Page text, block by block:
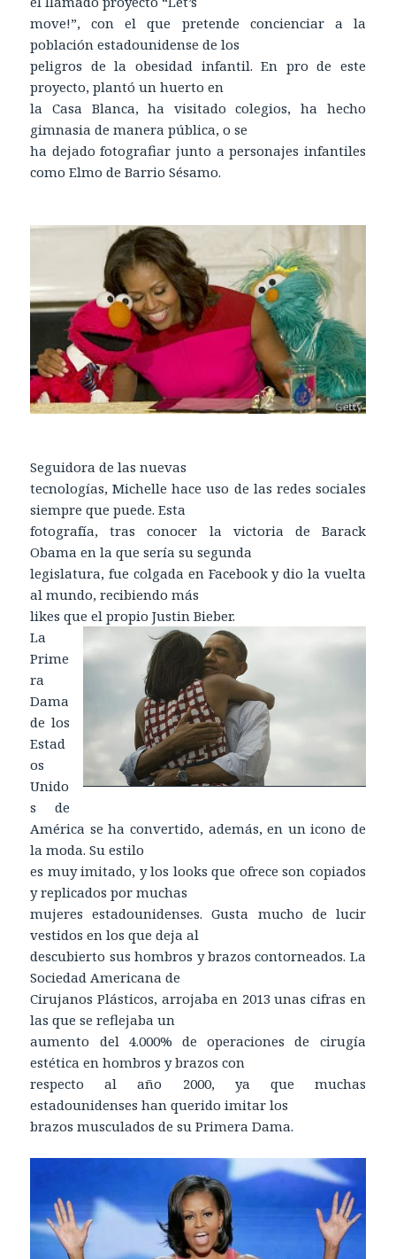
move!”, con el que pretende concienciar a la
población estadounidense de los
peligros de la obesidad infantil. En pro de este
proyecto, plantó un huerto en
la Casa Blanca, ha visitado colegios, ha hecho
gimnasia de manera pública, o se
ha dejado fotografiar junto a personajes infantiles
como Elmo de Barrio Sésamo.
Seguidora de las nuevas
tecnologías, Michelle hace uso de las redes sociales
siempre que puede. Esta
fotografía, tras conocer la victoria de Barack
Obama en la que sería su segunda
legislatura, fue colgada en Facebook y dio la vuelta
al mundo, recibiendo más
likes que el propio Justin Bieber.
La
Prime
ra
Dama
de los
Estad
os
Unido
s de
América se ha convertido, además, en un icono de
la moda. Su estilo
es muy imitado, y los looks que ofrece son copiados
y replicados por muchas
mujeres estadounidenses. Gusta mucho de lucir
vestidos en los que deja al
descubierto sus hombros y brazos contorneados. La
Sociedad Americana de
Cirujanos Plásticos, arrojaba en 2013 unas cifras en
las que se reflejaba un
aumento del 4.000% de operaciones de cirugía
estética en hombros y brazos con
respecto al año 2000, ya que muchas
estadounidenses han querido imitar los
brazos musculados de su Primera Dama.